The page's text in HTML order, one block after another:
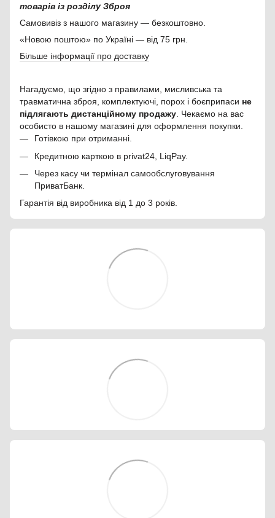
товарів із розділу Зброя
Самовивіз з нашого магазину — безкоштовно.
«Новою поштою» по Україні — від 75 грн.
Більше інформації про доставку
Нагадуємо, що згідно з правилами, мисливська та
травматична зброя, комплектуючі, порох і боєприпаси не
підлягають дистанційному продажу . Чекаємо на вас
особисто в нашому магазині для оформлення покупки.
Готівкою при отриманні.
Кредитною карткою в privat24, LiqPay.
Через касу чи термінал самообслуговування
ПриватБанк.
Гарантія від виробника від 1 до 3 років.